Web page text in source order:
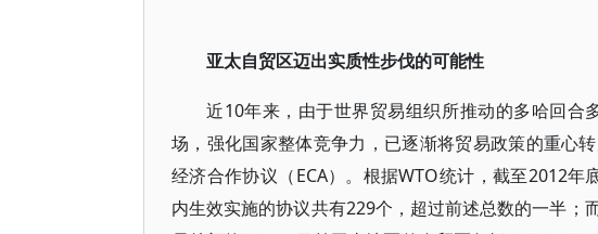
亚太自贸区迈出实质性步伐的可能性
近10年来，由于世界贸易组织所推动的多哈回
场，强化国家整体竞争力，已逐渐将贸易政策的重心
经济合作协议（ECA）。根据WTO统计，截至2012年
内生效实施的协议共有229个，超过前述总数的一半；